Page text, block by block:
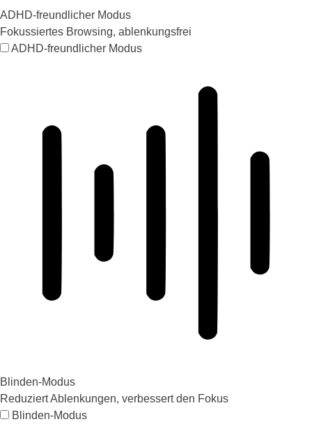
ADHD-freundlicher Modus
Fokussiertes Browsing, ablenkungsfrei
ADHD-freundlicher Modus
Blinden-Modus
Reduziert Ablenkungen, verbessert den Fokus
Blinden-Modus